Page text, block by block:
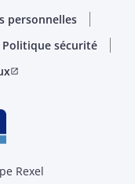
personnelles
Politique sécurité
open_in_new
Rexel